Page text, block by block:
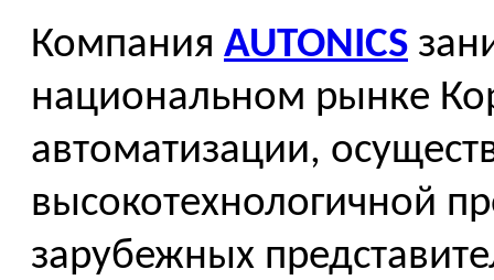
Компания AUTONICS
национальном рынке
автоматизации,
высокотехнологичной
зарубежных